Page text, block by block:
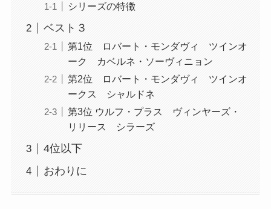
シリーズの特徴
ベスト３
第1位 ロバート・モンダヴィ ツインオ
ーク カベルネ・ソーヴィニョン
第2位 ロバート・モンダヴィ ツインオ
ークス シャルドネ
第3位 ウルフ・プラス ヴィンヤーズ・
リリース シラーズ
4位以下
おわりに